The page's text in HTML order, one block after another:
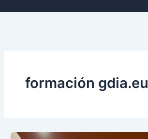
formación gdia.eu